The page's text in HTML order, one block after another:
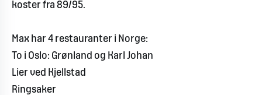
koster fra 89/95.
Max har 4 restauranter i Norge:
To i Oslo: Grønland og Karl Johan
Lier ved Kjellstad
Ringsaker